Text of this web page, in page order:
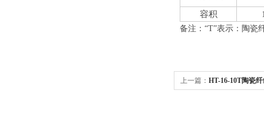
容积
备注：“T”表示：陶瓷
上一篇： HT-16-10T陶瓷